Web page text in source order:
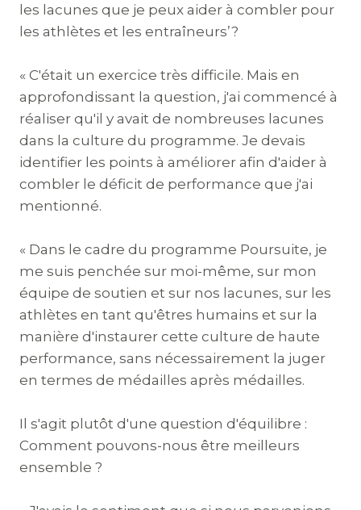
les lacunes que je peux aider à combler pour
les athlètes et les entraîneurs’?
« C'était un exercice très difficile. Mais en
approfondissant la question, j'ai commencé à
réaliser qu'il y avait de nombreuses lacunes
dans la culture du programme. Je devais
identifier les points à améliorer afin d'aider à
combler le déficit de performance que j'ai
mentionné.
« Dans le cadre du programme Poursuite, je
me suis penchée sur moi-même, sur mon
équipe de soutien et sur nos lacunes, sur les
athlètes en tant qu'êtres humains et sur la
manière d'instaurer cette culture de haute
performance, sans nécessairement la juger
en termes de médailles après médailles.
Il s'agit plutôt d'une question d'équilibre :
Comment pouvons-nous être meilleurs
ensemble ?